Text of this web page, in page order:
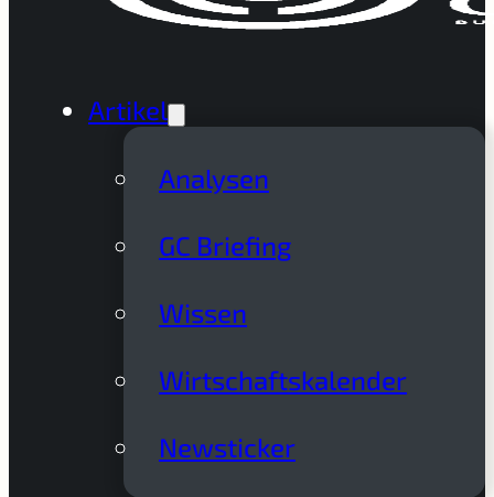
Artikel
Analysen
GC Briefing
Wissen
Wirtschaftskalender
Newsticker